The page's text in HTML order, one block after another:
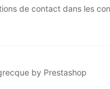
de contact dans les
by Prestashop